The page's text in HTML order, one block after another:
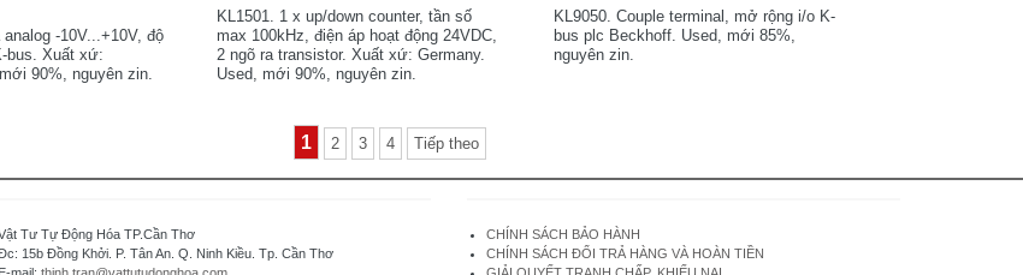
-10V...+10V, độ
bus. Xuất xứ:
90%, nguyên zin.
KL1501. 1 x up/down counter, tần số
max 100kHz, điện áp hoạt động 24VDC,
2 ngõ ra transistor. Xuất xứ: Germany.
Used, mới 90%, nguyên zin.
KL9050. Couple terminal, mở rộng i/o K-
bus plc Beckhoff. Used, mới 85%,
nguyên zin.
1 2 3 4 Tiếp theo
Tư Tự Động Hóa TP.Cần Thơ
15b Đồng Khởi. P. Tân An. Q. Ninh Kiều. Tp. Cần Thơ
CHÍNH SÁCH BẢO HÀNH
CHÍNH SÁCH ĐỔI TRẢ HÀNG VÀ HOÀN TIỀN